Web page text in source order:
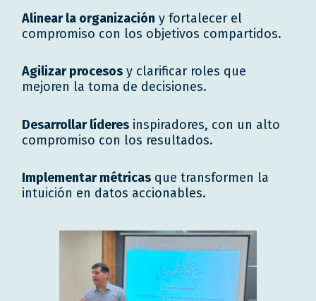
Alinear la organización y fortalecer el
compromiso con los objetivos compartidos.
Agilizar procesos y clarificar roles que
mejoren la toma de decisiones.
Desarrollar líderes inspiradores, con un alto
compromiso con los resultados.
Implementar métricas que transformen la
intuición en datos accionables.